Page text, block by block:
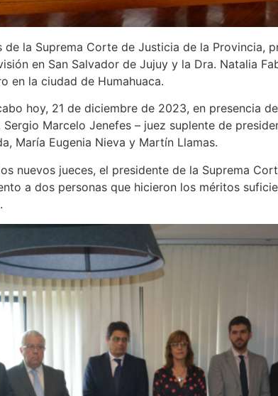
la Suprema Corte de Justicia de la Provincia,
en San Salvador de Jujuy y la Dra. Natalia
en la ciudad de Humahuaca.
hoy, 21 de diciembre de 2023, en presencia
Marcelo Jenefes – juez suplente de
María Eugenia Nieva y Martín Llamas.
nuevos jueces, el presidente de la Suprema
a dos personas que hicieron los méritos